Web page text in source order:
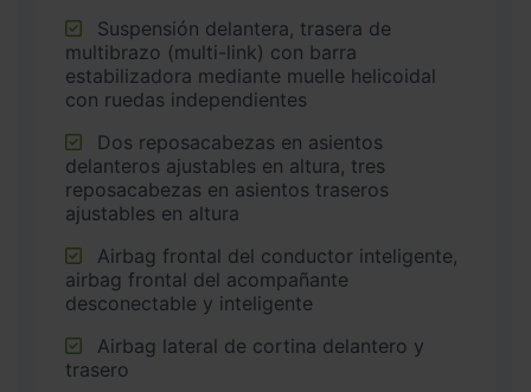
multibrazo (multi-link) con barra
estabilizadora mediante muelle helicoidal
con ruedas independientes
delanteros ajustables en altura, tres
reposacabezas en asientos traseros
ajustables en altura
airbag frontal del acompañante
desconectable y inteligente
trasero